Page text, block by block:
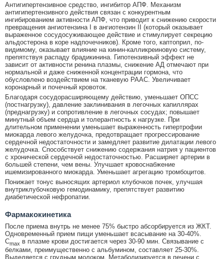
Антигипертензивное средство, ингибитор АПФ. Механизм
антигипертензивного действия связан с конкурентным
ингибированием активности АПФ, что приводит к снижению скорости
превращения ангиотензина I в ангиотензин II (который оказывает
выраженное сосудосуживающее действие и стимулирует секрецию
альдостерона в коре надпочечников). Кроме того, каптоприл, по-
видимому, оказывает влияние на кинин-калликреиновую систему,
препятствуя распаду брадикинина. Гипотензивный эффект не
зависит от активности ренина плазмы, снижение АД отмечают при
нормальной и даже сниженной концентрации гормона, что
обусловлено воздействием на тканевую РААС. Увеличивает
коронарный и почечный кровоток.
Благодаря сосудорасширяющему действию, уменьшает ОПСС
(постнагрузку), давление заклинивания в легочных капиллярах
(преднагрузку) и сопротивление в легочных сосудах; повышает
минутный объем сердца и толерантность к нагрузке. При
длительном применении уменьшает выраженность гипертрофии
миокарда левого желудочка, предотвращает прогрессирование
сердечной недостаточности и замедляет развитие дилатации левого
желудочка. Способствует снижению содержания натрия у пациентов
с хронической сердечной недостаточностью. Расширяет артерии в
большей степени, чем вены. Улучшает кровоснабжение
ишемизированного миокарда. Уменьшает агрегацию тромбоцитов.
Понижает тонус выносящих артериол клубочков почек, улучшая
внутриклубочковую гемодинамику, препятствует развитию
диабетической нефропатии.
Фармакокинетика
После приема внутрь не менее 75% быстро абсорбируется из ЖКТ.
Одновременный прием пищи уменьшает всасывание на 30-40%.
Cmax в плазме крови достигается через 30-90 мин. Связывание с
белками, преимущественно с альбумином, составляет 25-30%.
Выделяется с грудным молоком. Метаболизируется в печени с